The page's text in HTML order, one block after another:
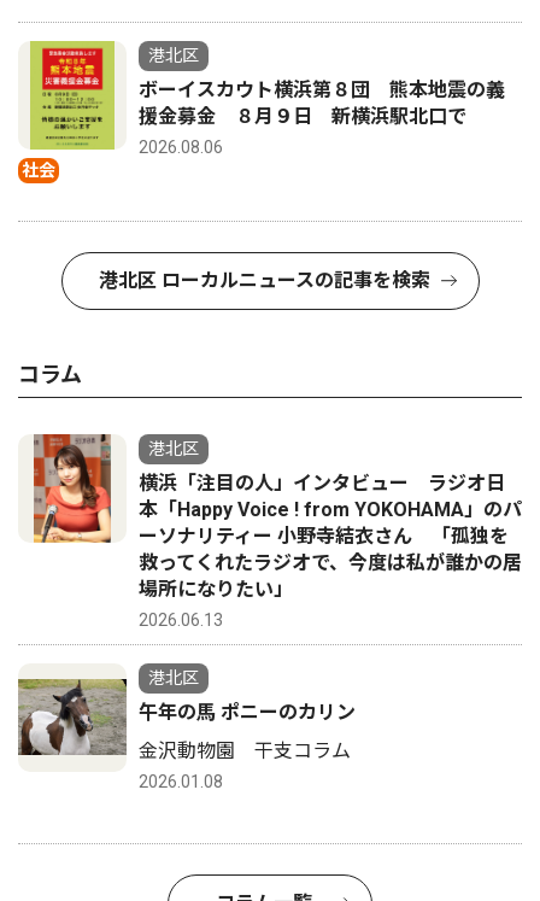
社会
港北区
ボーイスカウト横浜第８団 熊本地震の義
援金募金 ８月９日 新横浜駅北口で
2026.08.06
港北区 ローカルニュースの記事を検索
コラム
港北区
横浜「注目の人」インタビュー ラジオ日
本「Happy Voice ! from YOKOHAMA」のパ
ーソナリティー 小野寺結衣さん 「孤独を
救ってくれたラジオで、今度は私が誰かの居
場所になりたい」
2026.06.13
港北区
午年の馬 ポニーのカリン
金沢動物園 干支コラム
2026.01.08